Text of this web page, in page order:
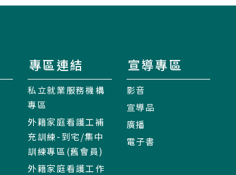
專區連結
私立就業服務機構
專區
外籍家庭看護工補
充訓練-到宅/集中
訓練專區(舊會員)
外籍家庭看護工作
宣導專區
影音
宣導品
廣播
電子書